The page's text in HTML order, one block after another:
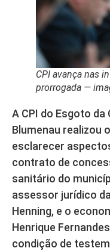
CPI avança nas
prorrogada —
A CPI do Esgoto
Blumenau realizou
esclarecer
contrato de
sanitário do
assessor jurídico
Henning, e o
Henrique
condição de